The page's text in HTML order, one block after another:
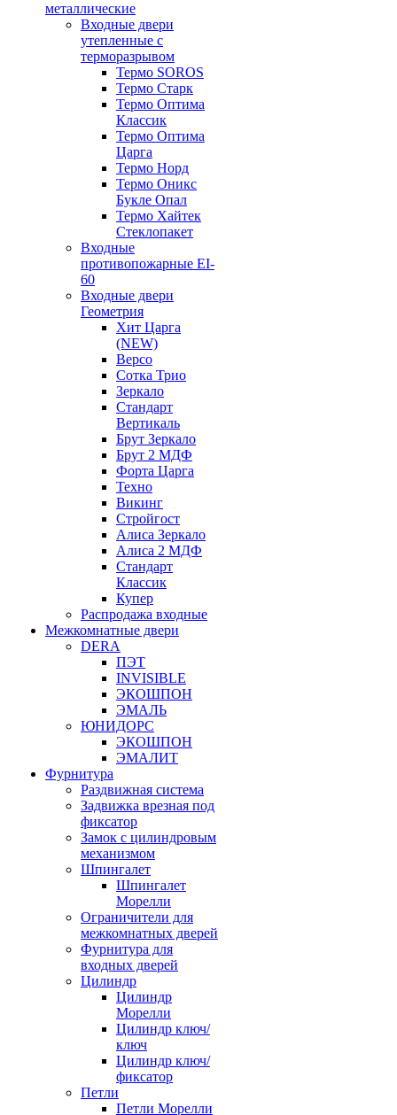
металлические
Входные двери
утепленные с
терморазрывом
Термо SOROS
Термо Старк
Термо Оптима
Классик
Термо Оптима
Царга
Термо Норд
Термо Оникс
Букле Опал
Термо Хайтек
Стеклопакет
Входные
противопожарные EI-
60
Входные двери
Геометрия
Хит Царга
(NEW)
Версо
Сотка Трио
Зеркало
Стандарт
Вертикаль
Брут Зеркало
Брут 2 МДФ
Форта Царга
Техно
Викинг
Стройгост
Алиса Зеркало
Алиса 2 МДФ
Стандарт
Классик
Купер
Распродажа входные
Межкомнатные двери
DERA
ПЭТ
INVISIBLE
ЭКОШПОН
ЭМАЛЬ
ЮНИДОРС
ЭКОШПОН
ЭМАЛИТ
Фурнитура
Раздвижная система
Задвижка врезная под
фиксатор
Замок с цилиндровым
механизмом
Шпингалет
Шпингалет
Морелли
Ограничители для
межкомнатных дверей
Фурнитура для
входных дверей
Цилиндр
Цилиндр
Морелли
Цилиндр ключ/
ключ
Цилиндр ключ/
фиксатор
Петли
Петли Морелли